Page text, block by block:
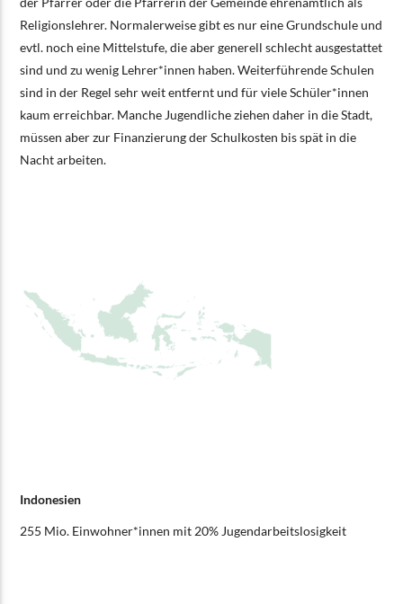
Religionslehrer. Normalerweise gibt es nur eine Grundschule und
evtl. noch eine Mittelstufe, die aber generell schlecht ausgestattet
sind und zu wenig Lehrer*innen haben. Weiterführende Schulen
sind in der Regel sehr weit entfernt und für viele Schüler*innen
kaum erreichbar. Manche Jugendliche ziehen daher in die Stadt,
müssen aber zur Finanzierung der Schulkosten bis spät in die
Nacht arbeiten.
Indonesien
255 Mio. Einwohner*innen mit 20% Jugendarbeitslosigkeit